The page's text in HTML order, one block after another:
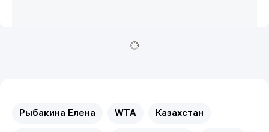
Рыбакина Елена WTA Казахстан